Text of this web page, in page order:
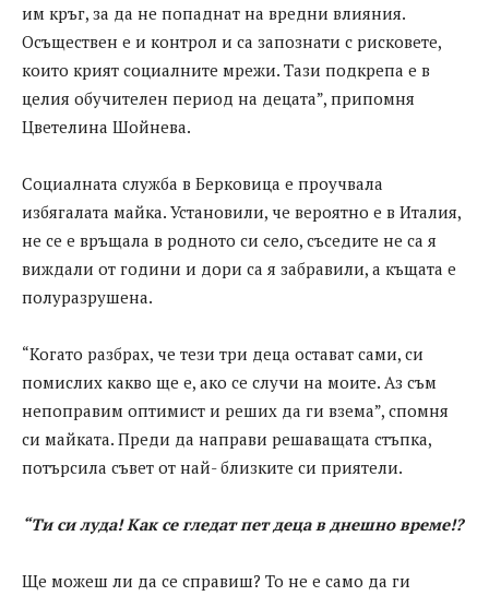
им кръг, за да не попаднат на вредни влияния.
Осъществен е и контрол и са запознати с рисковете,
които крият социалните мрежи. Тази подкрепа е в
целия обучителен период на децата”, припомня
Цветелина Шойнева.
Социалната служба в Берковица е проучвала
избягалата майка. Установили, че вероятно е в Италия,
не се е връщала в родното си село, съседите не са я
виждали от години и дори са я забравили, а къщата е
полуразрушена.
“Когато разбрах, че тези три деца остават сами, си
помислих какво ще е, ако се случи на моите. Аз съм
непоправим оптимист и реших да ги взема”, спомня
си майката. Преди да направи решаващата стъпка,
потърсила съвет от най- близките си приятели.
“Ти си луда! Как се гледатпет деца в днешно време!?
Ще можеш ли да се справиш? То не е само да ги